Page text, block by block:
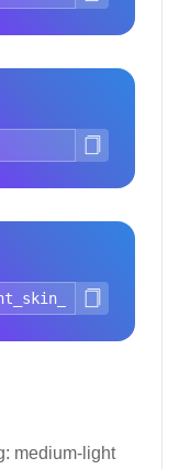
medium-light